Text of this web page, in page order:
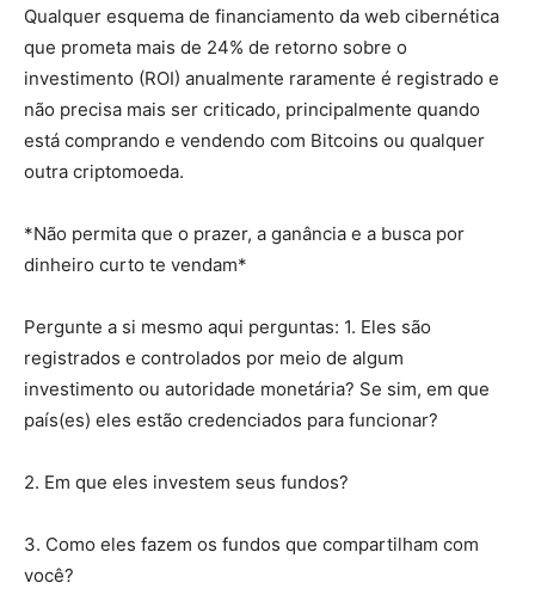
Qualquer esquema de financiamento da web cibernética
que prometa mais de 24% de retorno sobre o
investimento (ROI) anualmente raramente é registrado e
não precisa mais ser criticado, principalmente quando
está comprando e vendendo com Bitcoins ou qualquer
outra criptomoeda.
*Não permita que o prazer, a ganância e a busca por
dinheiro curto te vendam*
Pergunte a si mesmo aqui perguntas: 1. Eles são
registrados e controlados por meio de algum
investimento ou autoridade monetária? Se sim, em que
país(es) eles estão credenciados para funcionar?
2. Em que eles investem seus fundos?
3. Como eles fazem os fundos que compartilham com
você?